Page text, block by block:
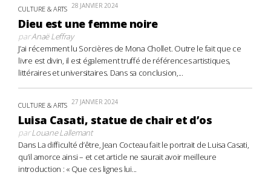
CULTURE & ARTS 28 JANVIER 2024
Dieu est une femme noire
parAnaë Leffray
J’ai récemment lu Sorcières de Mona Chollet. Outre le fait que ce
livre est divin, il est également truffé de références artistiques,
littéraires et universitaires. Dans sa conclusion,...
CULTURE & ARTS 27 JANVIER 2024
Luisa Casati, statue de chair et d’os
parLouane Lallemant
Dans La difficulté d’être, Jean Cocteau fait le portrait de Luisa Casati,
qu’il amorce ainsi – et cet article ne saurait avoir meilleure
introduction : « Que ces lignes lui...